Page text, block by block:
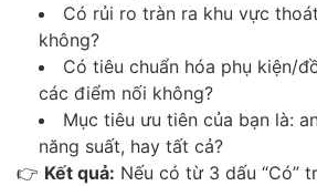
Có rủi ro tràn ra khu vực
không?
Có tiêu chuẩn hóa phụ kiện/
các điểm nối không?
Mục tiêu ưu tiên của bạn là:
năng suất, hay tất cả?
👉 Kết quả: Nếu có từ 3 dấu “Có”